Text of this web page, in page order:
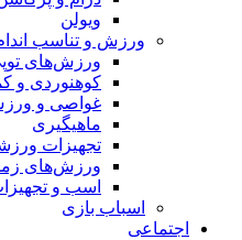
ویولن
ورزش و تناسب
ورزش‌های
کوهنوردی و
غواصی و
ماهیگیری
تجهیزات
ورزش‌های
اسب و
اسباب‌ بازی
اجتماعی